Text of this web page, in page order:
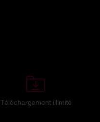
Téléchargement illimité